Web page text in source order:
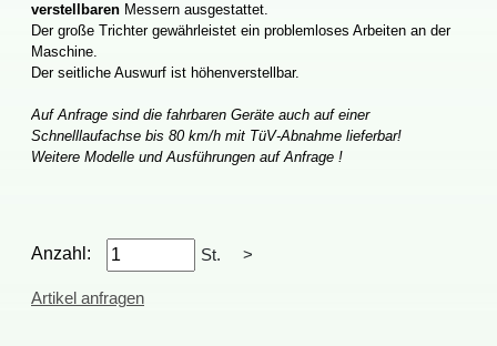
verstellbaren Messernausgestattet.
DergroßeTrichtergewährleisteteinproblemlosesArbeitenander
Maschine.
DerseitlicheAuswurfisthöhenverstellbar.
AufAnfragesinddiefahrbarenGeräteauchaufeiner
Schnelllaufachsebis80km/hmitTüV-Abnahmelieferbar!
WeitereModelleundAusführungenaufAnfrage!
Anzahl: St. >
Artikelanfragen